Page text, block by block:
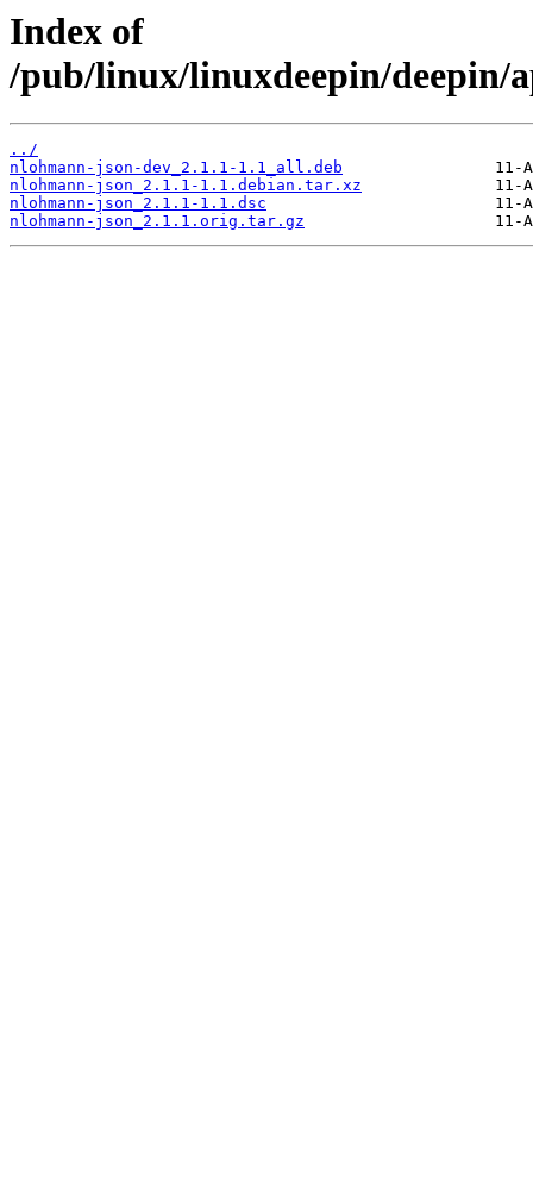
Index of
/pub/linux/linuxdeepin/deepin/
../
nlohmann-json-dev_2.1.1-1.1_all.deb
nlohmann-json_2.1.1-1.1.debian.tar.xz
nlohmann-json_2.1.1-1.1.dsc
nlohmann-json_2.1.1.orig.tar.gz